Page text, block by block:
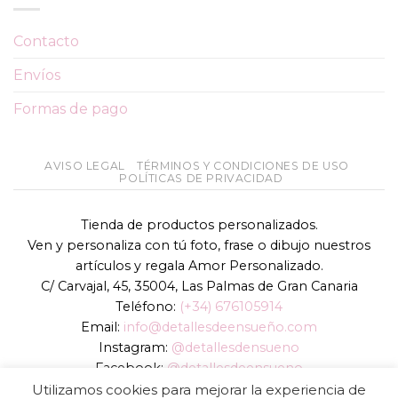
Contacto
Envíos
Formas de pago
AVISO LEGAL
TÉRMINOS Y CONDICIONES DE USO
POLÍTICAS DE PRIVACIDAD
Tienda de productos personalizados.
Ven y personaliza con tú foto, frase o dibujo nuestros
artículos y regala Amor Personalizado.
C/ Carvajal, 45, 35004, Las Palmas de Gran Canaria
Teléfono: (+34) 676105914
Email: info@detallesdeensueño.com
Instagram: @detallesdensueno
Facebook: @detallesdeensueno
TikTok: @detallesdensueno
Utilizamos cookies para mejorar la experiencia de